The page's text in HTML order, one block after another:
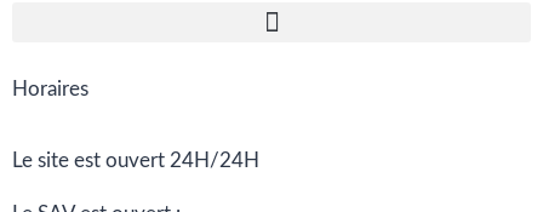
Horaires
Le site est ouvert 24H/24H